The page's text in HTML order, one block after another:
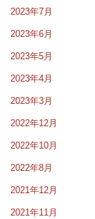
2023年7月
2023年6月
2023年5月
2023年4月
2023年3月
2022年12月
2022年10月
2022年8月
2021年12月
2021年11月